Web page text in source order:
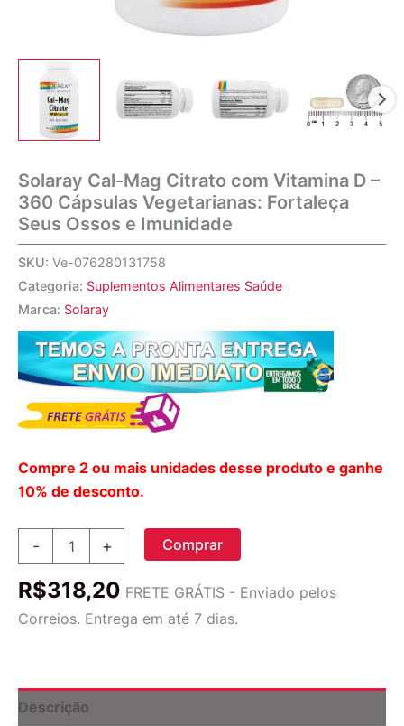
Solaray Cal-Mag Citrato com Vitamina D –
360 Cápsulas Vegetarianas: Fortaleça
Seus Ossos e Imunidade
SKU: Ve-076280131758
Categoria: Suplementos Alimentares Saúde
Marca: Solaray
Compre 2 ou mais unidades desse produto e ganhe
10% de desconto.
-
Citrato
Vitamina
Cápsulas
Vegetarianas:
+ Comprar
R$318,20 FRETE GRÁTIS - Enviado pelos
Correios. Entrega em até 7 dias.
Descrição